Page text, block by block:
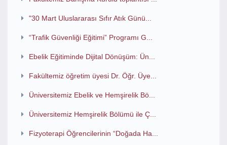
"30 Mart Uluslararası Sıfır Atık Günü...
“Trafik Güvenliği Eğitimi” Programı G...
Ebelik Eğitiminde Dijital Dönüşüm: Ün...
Fakültemiz öğretim üyesi Dr. Öğr. Üye...
Üniversitemiz Ebelik ve Hemşirelik Bö...
Üniversitemiz Hemşirelik Bölümü ile Ç...
Fizyoterapi Öğrencilerinin “Doğada Ha...